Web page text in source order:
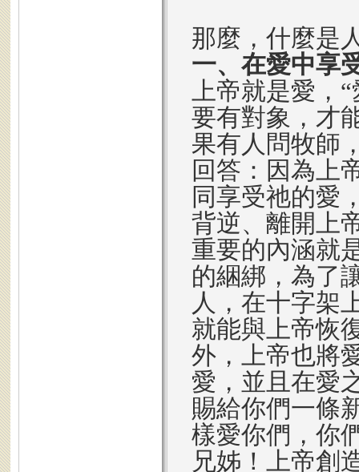
那麼，什麼是
一、在愛中享
上帝就是愛，
要有對象，才
果有人問牧師
回答：因為上
同享受祂的愛
背逆、離開上
重要的內涵就
的綑綁，為了
人，在十字架
就能與上帝恢
外，上帝也將
愛，並且在愛
賜給你們一條
樣愛你們，你
兄姊！上帝創